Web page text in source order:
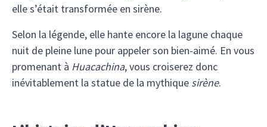
elle s’était transformée en sirène.
Selon la légende, elle hante encore la lagune chaque
nuit de pleine lune pour appeler son bien-aimé. En vous
promenant à Huacachina, vous croiserez donc
inévitablement la statue de la mythique sirène.